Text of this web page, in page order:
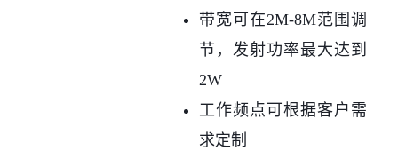
带宽可在2M-8M范围调
节，发射功率最大达到
2W
工作频点可根据客户需
求定制